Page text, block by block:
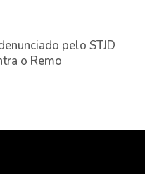
pelo STJD
o Remo